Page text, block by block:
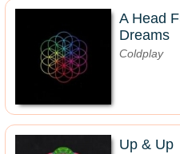
A Head
Dreams
Coldplay
Up & Up